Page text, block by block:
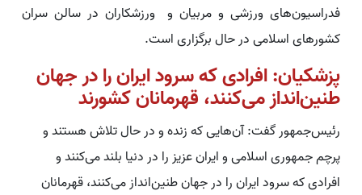
فدراسیون‌های ورزشی و مربیان و ورزشکاران در سالن سران
کشورهای اسلامی در حال برگزاری است.
پزشکیان: افرادی که سرود ایران را در جهان
طنین‌انداز می‌کنند، قهرمانان کشورند
رئیس‌جمهور گفت: آن‌هایی که زنده و در حال تلاش هستند و
پرچم جمهوری اسلامی و ایران عزیز را در دنیا بلند می‌کنند و
افرادی که سرود ایران را در جهان طنین‌انداز می‌کنند، قهرمانان